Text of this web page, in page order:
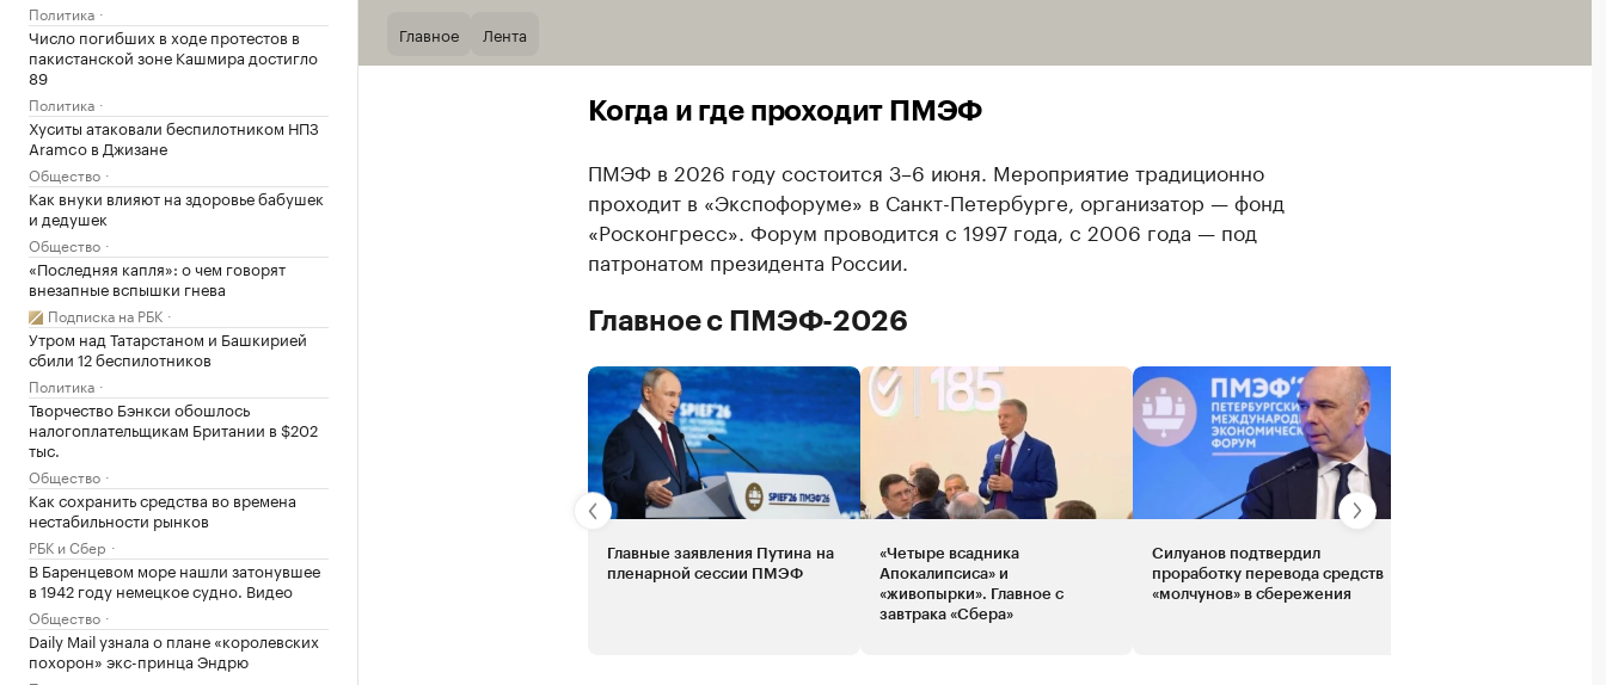
Политика
Число погибших в ходе протестов в
пакистанской зоне Кашмира достигло
89
Политика
Хуситы атаковали беспилотником НПЗ
Aramco в Джизане
Общество
Как внуки влияют на здоровье бабушек
и дедушек
Общество
«Последняя капля»: о чем говорят
внезапные вспышки гнева
Подписка на РБК
Утром над Татарстаном и Башкирией
сбили 12 беспилотников
Политика
Творчество Бэнкси обошлось
налогоплательщикам Британии в $202
тыс.
Общество
Как сохранить средства во времена
нестабильности рынков
РБК и Сбер
В Баренцевом море нашли затонувшее
в 1942 году немецкое судно. Видео
Общество
Daily Mail узнала о плане «королевских
похорон» экс-принца Эндрю
Главное Лента
Когда и где проходит ПМЭФ
ПМЭФ в 2026 году состоится 3–6 июня. Мероприятие традиционно
проходит в «Экспофоруме» в Санкт-Петербурге, организатор — фонд
«Росконгресс». Форум проводится с 1997 года, с 2006 года — под
патронатом президента России.
Главное с ПМЭФ-2026
Главные заявления Путина на
пленарной сессии ПМЭФ
«Четыре всадника
Апокалипсиса» и
«живопырки». Главное с
завтрака «Сбера»
Силуанов подтвердил
проработку перевода средств
«молчунов» в сбережения